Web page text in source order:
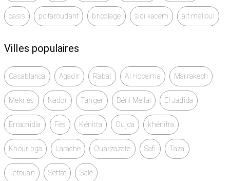
oasis pc taroudant bricolage sidi kacem ait melloul
Villes populaires
Casablanca Agadir Rabat Al Hoceïma Marrakech
Meknès Nador Tanger Béni Mellal El Jadida
Errachidia Fès Kénitra Oujda khénifra
Khouribga Larache Ouarzazate Safi Taza
Tétouan Settat Salé